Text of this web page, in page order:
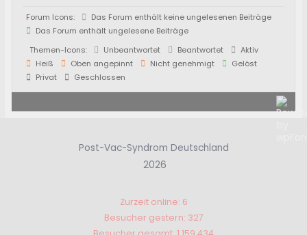
Forum Icons:
Das Forum enthält keine ungelesenen Beiträge
Das Forum enthält ungelesene Beiträge
Themen-Icons:
Unbeantwortet Beantwortet
Aktiv
Heiß
Oben angepinnt Nicht genehmigt
Gelöst
Privat
Geschlossen
Post-Vac-Syndrom Deutschland
2026
Zurzeit online: 6
Besucher gestern: 327